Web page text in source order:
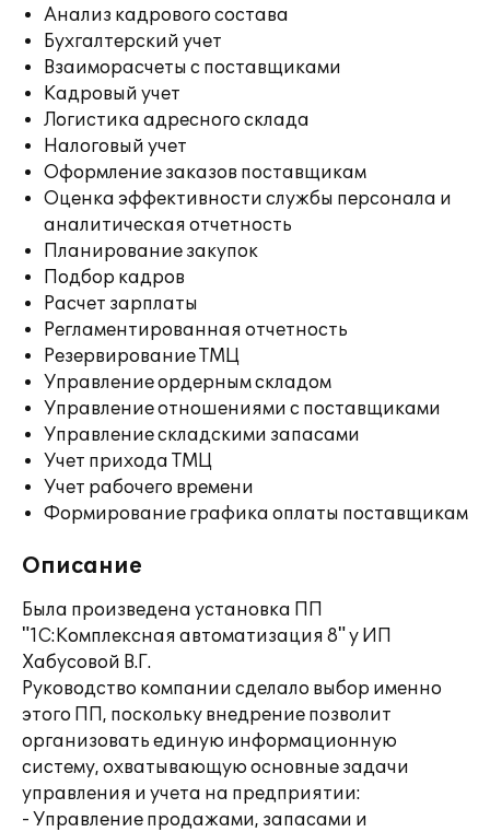
Анализ кадрового состава
Бухгалтерский учет
Взаиморасчеты с поставщиками
Кадровый учет
Логистика адресного склада
Налоговый учет
Оформление заказов поставщикам
Оценка эффективности службы персонала и
аналитическая отчетность
Планирование закупок
Подбор кадров
Расчет зарплаты
Регламентированная отчетность
Резервирование ТМЦ
Управление ордерным складом
Управление отношениями с поставщиками
Управление складскими запасами
Учет прихода ТМЦ
Учет рабочего времени
Формирование графика оплаты поставщикам
Описание
Была произведена установка ПП
"1С:Комплексная автоматизация 8" у ИП
Хабусовой В.Г.
Руководство компании сделало выбор именно
этого ПП, поскольку внедрение позволит
организовать единую информационную
систему, охватывающую основные задачи
управления и учета на предприятии:
- Управление продажами, запасами и